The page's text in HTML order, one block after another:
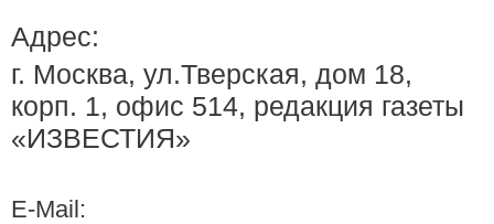
Адрес:
г. Москва, ул.Тверская, дом 18,
корп. 1, офис 514, редакция газеты
«ИЗВЕСТИЯ»
E-Mail: